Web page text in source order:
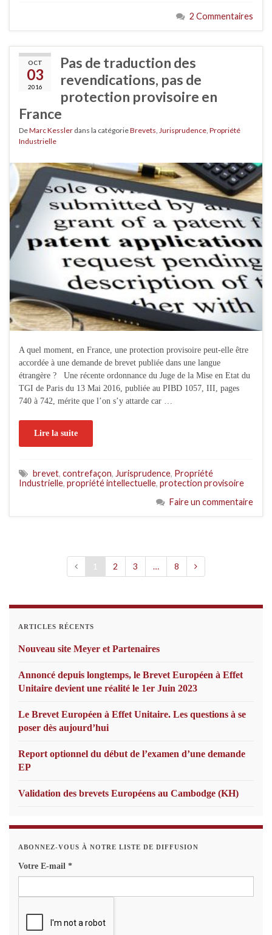
2 Commentaires
OCT
03
2016
Pas de traduction des
revendications, pas de
protection provisoire en
France
DeMarc Kessler dans la catégorieBrevets, Jurisprudence, Propriété
Industrielle
A quel moment, en France, une protection provisoire peut-elle être
accordée à une demande de brevet publiée dans une langue
étrangère ? Une récente ordonnance du Juge de la Mise en Etat du
TGI de Paris du 13 Mai 2016, publiée au PIBD 1057, III, pages
740 à 742, mérite que l’on s’y attarde car …
Lire la suite
brevet, contrefaçon, Jurisprudence, Propriété
Industrielle, propriété intellectuelle, protection provisoire
Faire un commentaire
1 2 3 … 8
ARTICLES RÉCENTS
Nouveau site Meyer et Partenaires
Annoncé depuis longtemps, le Brevet Européen à Effet
Unitaire devient une réalité le 1er Juin 2023
Le Brevet Européen à Effet Unitaire. Les questions à se
poser dès aujourd’hui
Report optionnel du début de l’examen d’une demande
EP
Validation des brevets Européens au Cambodge (KH)
ABONNEZ-VOUS À NOTRE LISTE DE DIFFUSION
Votre E-mail *